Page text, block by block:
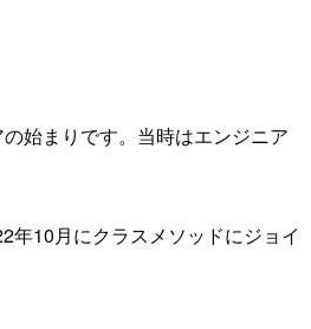
始まりです。当時はエンジニア
年10月にクラスメソッドにジョイ